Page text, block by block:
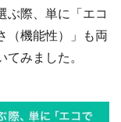
ぶ際、単に「エコ
（機能性）」も両
みました。